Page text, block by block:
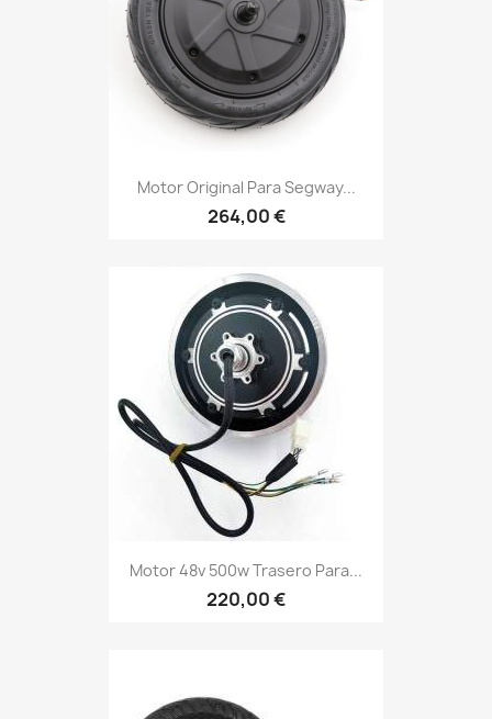
Motor Original Para Segway...
264,00 €
Motor 48v 500w Trasero Para...
220,00 €